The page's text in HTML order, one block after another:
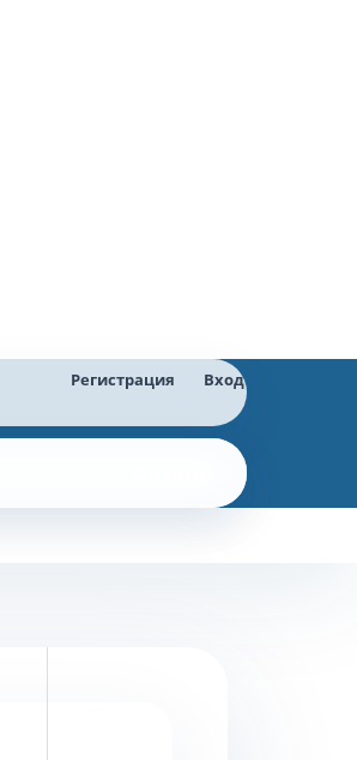
Регистрация Вход